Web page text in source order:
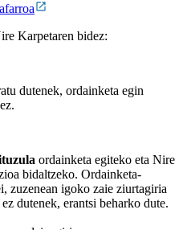
Karpetaren bidez:
dutenek, ordainketa egin
ordainketa egiteko eta Nire
bidaltzeko. Ordainketa-
zuzenean igoko zaie ziurtagiria
dutenek, erantsi beharko dute.